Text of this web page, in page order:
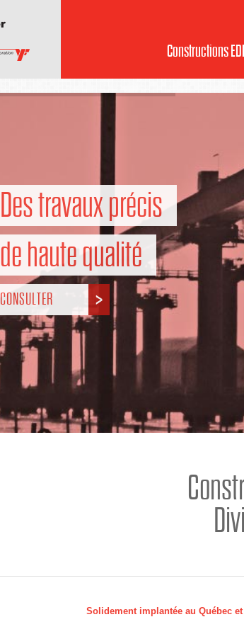
Constructions
Des travaux précis
de haute qualité
CONSULTER
Solidement implantée au Québec